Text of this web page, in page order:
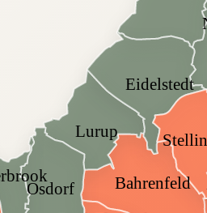
Bahrenfeld
Lurup
Osdorf
Eidelstedt